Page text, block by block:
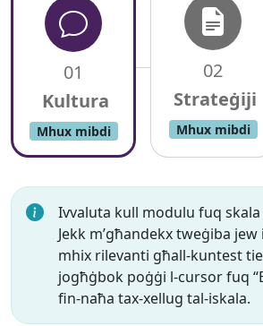
01
Mhux mibdi
02
Mhux mibdi
Ivvaluta kull modulu fuq skala
Jekk m’għandekx tweġiba
mhix rilevanti għall-kuntest
jogħġbok poġġi l-cursor fuq
fin-naħa tax-xellug tal-iskala.